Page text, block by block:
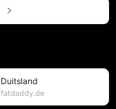
Duitsland
fatdaddy.de